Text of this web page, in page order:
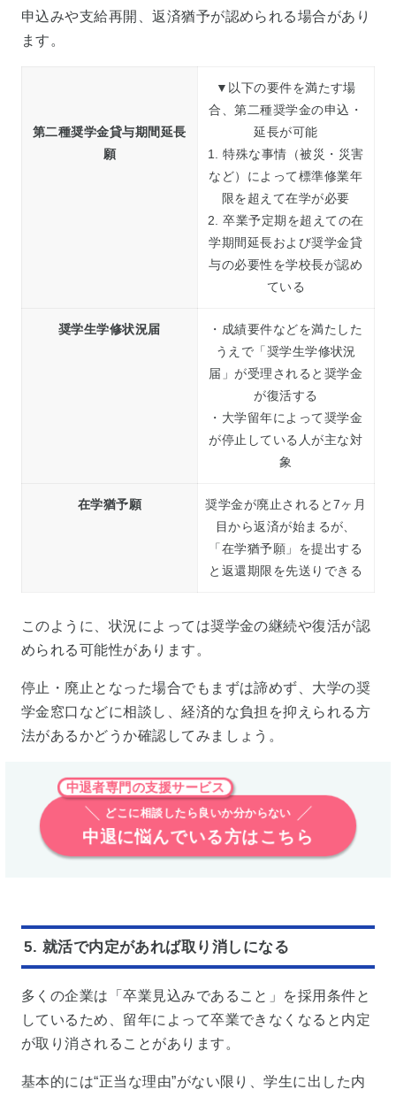
申込みや支給再開、返済猶予が認められる場合があり
ます。
第二種奨学金貸与期間延長
願
▼以下の要件を満たす場
合、第二種奨学金の申込・
延長が可能
1. 特殊な事情（被災・災害
など）によって標準修業年
限を超えて在学が必要
2. 卒業予定期を超えての在
学期間延長および奨学金貸
与の必要性を学校長が認め
ている
奨学生学修状況届
・成績要件などを満たした
うえで「奨学生学修状況
届」が受理されると奨学金
が復活する
・大学留年によって奨学金
が停止している人が主な対
象
在学猶予願
奨学金が廃止されると7ヶ月
目から返済が始まるが、
「在学猶予願」を提出する
と返還期限を先送りできる
このように、状況によっては奨学金の継続や復活が認
められる可能性があります。
停止・廃止となった場合でもまずは諦めず、大学の奨
学金窓口などに相談し、経済的な負担を抑えられる方
法があるかどうか確認してみましょう。
中退者専門の支援サービス
どこに相談したら良いか分からない
中退に悩んでいる方はこちら
5. 就活で内定があれば取り消しになる
多くの企業は「卒業見込みであること」を採用条件と
しているため、留年によって卒業できなくなると内定
が取り消されることがあります。
基本的には“正当な理由”がない限り、学生に出した内